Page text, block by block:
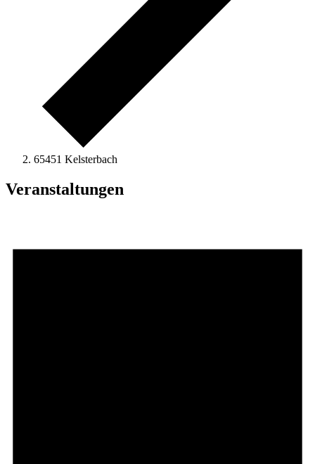
65451 Kelsterbach
Veranstaltungen